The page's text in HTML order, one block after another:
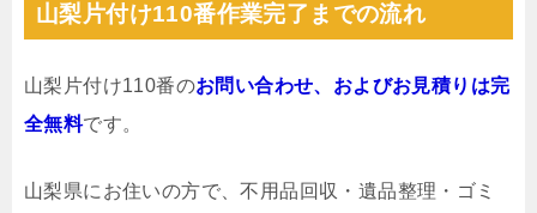
山梨片付け110番作業完了までの流れ
山梨片付け110番のお問い合わせ、およびお見積りは完
全無料です。
山梨県にお住いの方で、不用品回収・遺品整理・ゴミ